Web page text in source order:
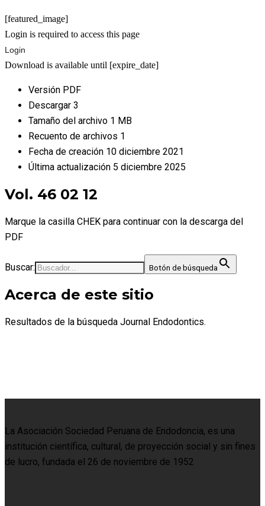
[featured_image]
Login is required to access this page
Login
Download is available until [expire_date]
Versión PDF
Descargar 3
Tamaño del archivo 1 MB
Recuento de archivos 1
Fecha de creación 10 diciembre 2021
Última actualización 5 diciembre 2025
Vol. 46 02 12
Marque la casilla CHEK para continuar con la descarga del
PDF
Buscar: Botón de búsqueda
Acerca de este sitio
Resultados de la búsqueda Journal Endodontics.
La Asociación Sociedad Peruana de Endodoncia, es una
institución científica, cultural, de proyección social y sin fines
de lucro, fundada el 26 de noviembre de 1952